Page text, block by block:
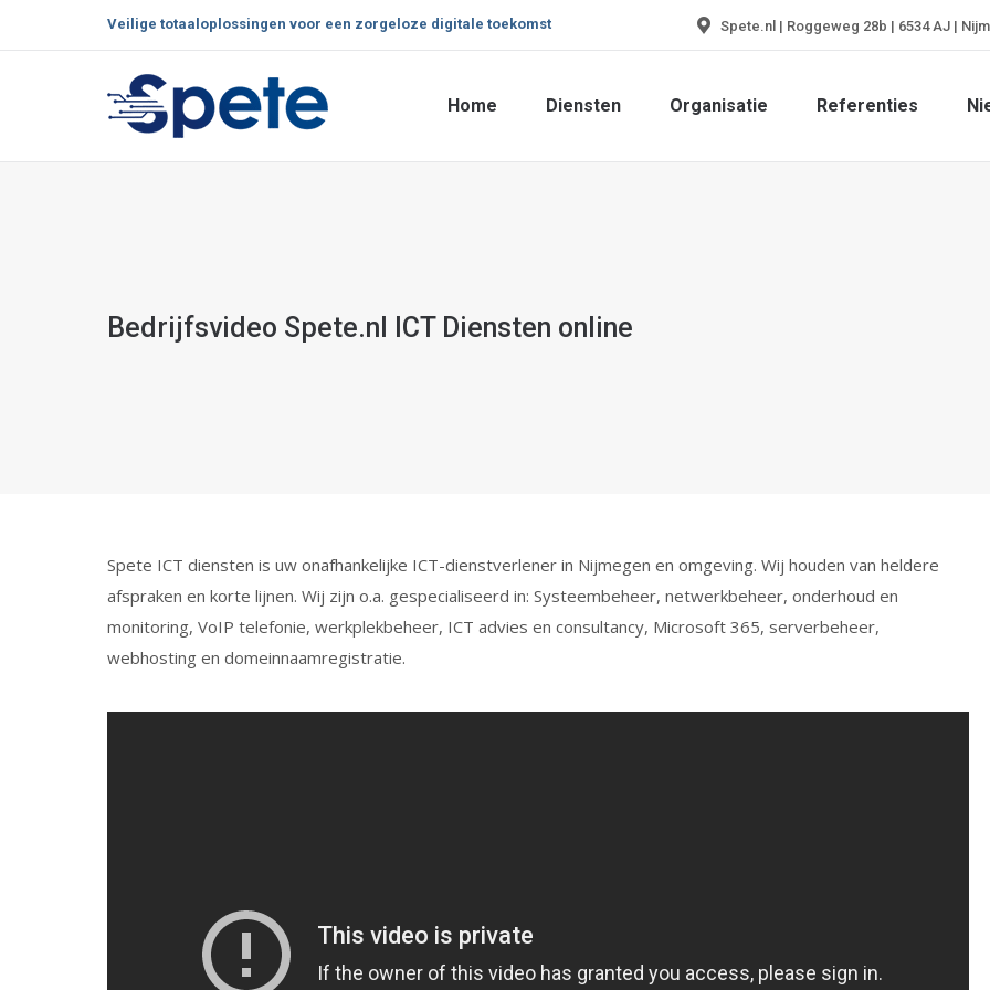
Veilige totaaloplossingen voor een zorgeloze digitale toekomst Spete.nl | Roggeweg 28b | 6534 AJ |
Home Diensten Organisatie Referenties
Bedrijfsvideo Spete.nl ICT Diensten online
Spete ICT diensten is uw onafhankelijke ICT-dienstverlener in Nijmegen en omgeving. Wij houden van heldere
afspraken en korte lijnen. Wij zijn o.a. gespecialiseerd in: Systeembeheer, netwerkbeheer, onderhoud en
monitoring, VoIP telefonie, werkplekbeheer, ICT advies en consultancy, Microsoft 365, serverbeheer,
webhosting en domeinnaamregistratie.